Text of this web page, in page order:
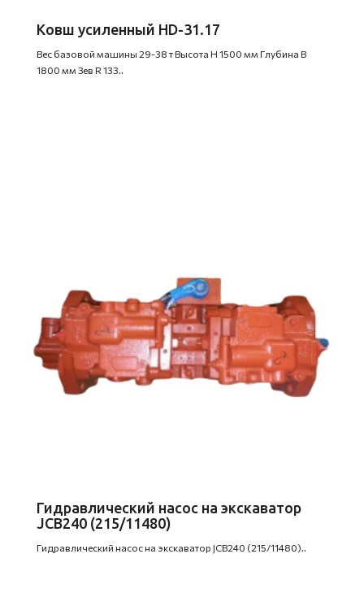
Ковш усиленный HD-31.17
Вес базовой машины 29-38 т Высота H 1500 мм Глубина B
1800 мм Зев R 133..
Гидравлический насос на экскаватор
JCB240 (215/11480)
Гидравлический насос на экскаватор JCB240 (215/11480)..